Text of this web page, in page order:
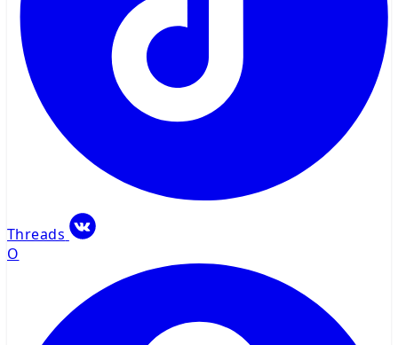
Threads
О